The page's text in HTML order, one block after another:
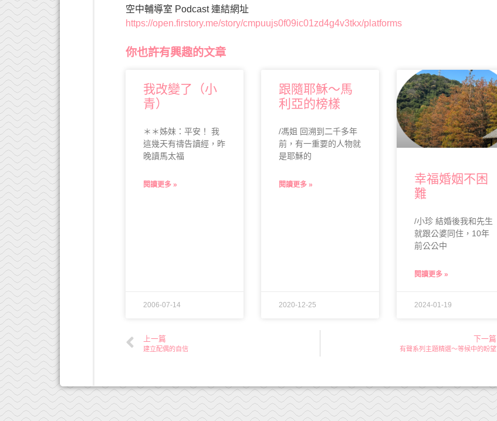
空中輔導室 Podcast 連結網址
https://open.firstory.me/story/cmpuujs0f09ic01zd4g4v3tkx/platforms
你也許有興趣的文章
我改變了（小
青）
＊＊姊妹：平安！ 我
這幾天有禱告讀經，昨
晚讀馬太福
閱讀更多 »
2006-07-14
跟隨耶穌～馬
利亞的榜樣
/馮姐 回溯到二千多年
前，有一重要的人物就
是耶穌的
閱讀更多 »
2020-12-25
幸福婚姻不困
難
/小珍 結婚後我和先生
就跟公婆同住，10年
前公公中
閱讀更多 »
2024-01-19
上一篇
建立配偶的自信
下一篇
有聲系列主題精選～等候中的盼望